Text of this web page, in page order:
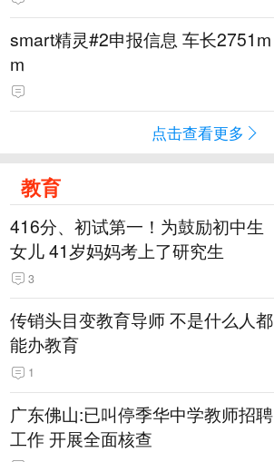
smart精灵#2申报信息 车长2751m
m
点击查看更多
教育
416分、初试第一！为鼓励初中生
女儿 41岁妈妈考上了研究生
3
传销头目变教育导师 不是什么人都
能办教育
1
广东佛山:已叫停季华中学教师招聘
工作 开展全面核查